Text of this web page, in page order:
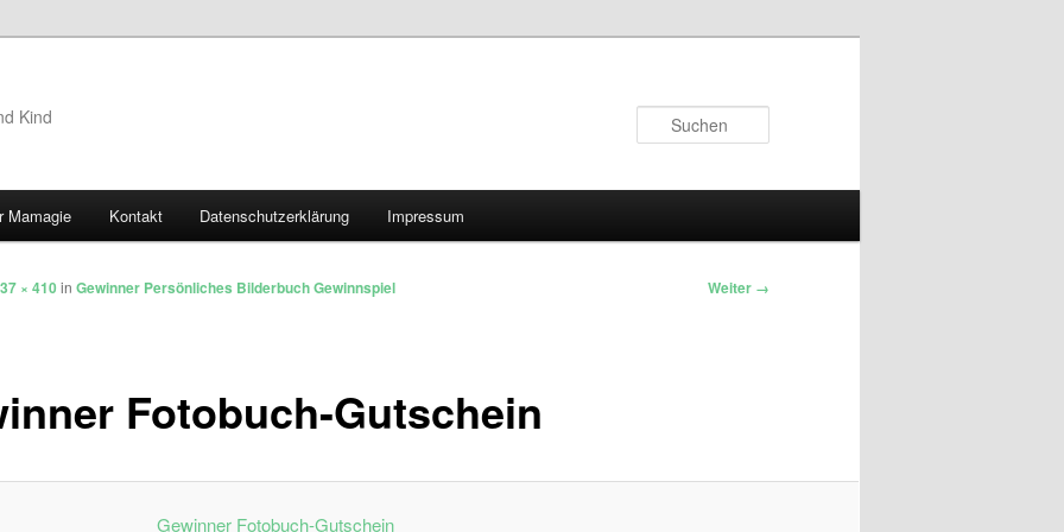
Kind
Mamagie Kontakt Datenschutzerklärung Impressum
Weiter →
Fotobuch-Gutschein
× 410in Gewinner Persönliches Bilderbuch Gewinnspiel